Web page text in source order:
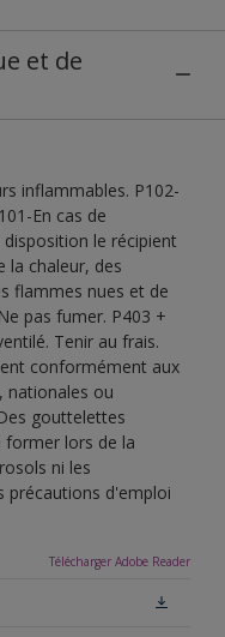
et de
inflammables. P102-
En cas de
le récipient
la chaleur, des
flammes nues et de
pas fumer. P403 +
Tenir au frais.
conformément aux
nationales ou
gouttelettes
former lors de la
ni les
précautions d'emploi
Télécharger Adobe Reader